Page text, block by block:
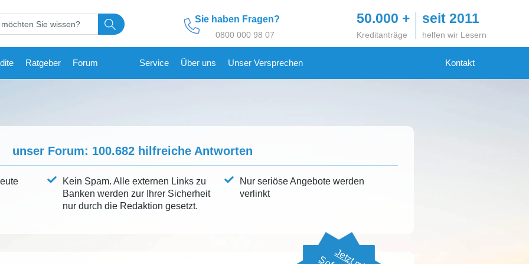
Sie haben Fragen?
0800 000 98 07
50.000 +
Kreditanträge
seit 2011
helfen wir Lesern
Ratgeber Forum Service Über uns Unser Versprechen Kontakt
unser Forum: 100.682hilfreiche Antworten
Kein Spam. Alle externen Links zu
Banken werden zur Ihrer Sicherheit
nur durch die Redaktion gesetzt.
Nur seriöse Angebote werden
verlinkt